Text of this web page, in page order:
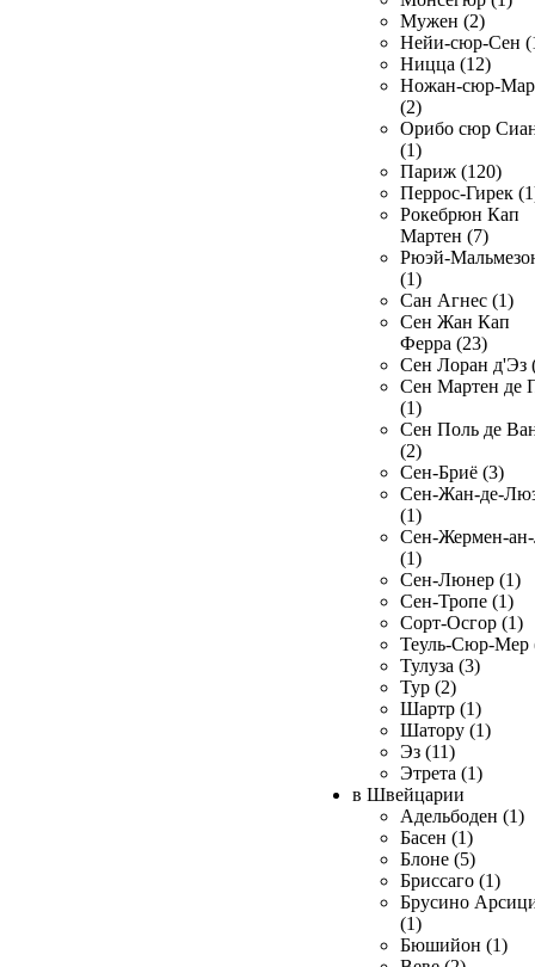
Мужен (2)
Нейи-сюр-Сен
Ницца (12)
Ножан-сюр-
(2)
Орибо сюр
(1)
Париж (120)
Перрос-Гирек
Рокебрюн Кап
Мартен (7)
Рюэй-
(1)
Сан Агнес (1)
Сен Жан Кап
Ферра (23)
Сен Лоран д'Эз
Сен Мартен де
(1)
Сен Поль де
(2)
Сен-Бриё (3)
Сен-Жан-де-
(1)
Сен-Жермен-
(1)
Сен-Люнер (1)
Сен-Тропе (1)
Сорт-Осгор (1)
Теуль-Сюр-Мер
Тулуза (3)
Тур (2)
Шартр (1)
Шатору (1)
Эз (11)
Этрета (1)
в Швейцарии
Адельбоден (1)
Басен (1)
Блоне (5)
Бриссаго (1)
Брусино
(1)
Бюшийон (1)